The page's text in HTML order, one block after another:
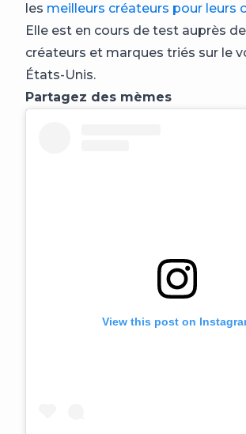
les meilleurs créateurs pour leurs
Elle est en cours de test auprès
créateurs et marques triés sur le
États-Unis.
Partagez des mèmes
View this post on